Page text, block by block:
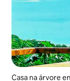
Casa na árvore